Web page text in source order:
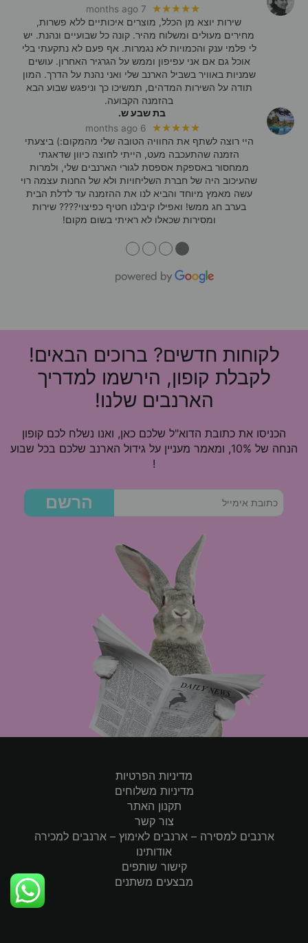
★★★★★
7 months ago
שירות יוצא מן הכלל, מוצרים איכותיים ללא פשרות,
מחירים מעולים ומשלוח מהיר. קונה כל שבועיים ונהנת. יש
לי פלמי ענק והכמויות לא נגמרות. אף פעם לא נתקעתי בלי
אוכל גם אם אני עפיפון וממש על הגרגיר האחרון. עושים
שמניות באוויר בשביל הארנב שלי ואני נהנת על הדרך. המון
תודה על השירות המדהים, תמשיכו כך וניפגש שבוע הבא
בהזמנה הקבועה.
בת שבע ש.
★★★★★
6 months ago
היי רוצה לשתף את החוויה הטובה שלי מהמקום:) ביצעתי
הזמנה שהתעכבה מעט, הייתי לחוצה כיוון שדאגתי
ממחסור באספקת אספסת לגורי הארנבים שלי, ולמרות
שהעיכוב היה של חברת השליחויות ולא של החנות עצמה רוי
עשה מאמץ מיוחד והביא לנו את ההזמנה עד לדלת הבית
בערב חג ממש! ואפילו קיבלנו חטיף כפיצוי???? שירות
ומסירות שכאלו לא ראיתי בשום מקום!
●
●
●
●
לקוחות חדשים? ברוכים הבאים!
לקבלת קופון, הירשמו למדריך
הארנבים שלנו!
הכניסו את כתובת הדוא"ל שלכם כאן, ואנו נשלח לכם קופון
הנחה של 10%, ומאמר מעניין על גידול הארנב שלכם בכל שבוע
!
הרשם
מדיניות הפרטיות
מדיניות משלוחים
תקנון האתר
צור קשר
ארנבים למסירה – ארנבים לאימוץ – ארנבים למכירה
אודותינו
קישור שותפים
מבצעים משתנים